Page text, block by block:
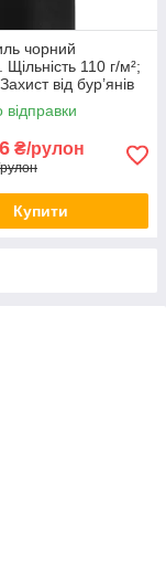
чорний
Щільність 110 г/м²;
від бур’янів
відправки
₴/рулон
Купити